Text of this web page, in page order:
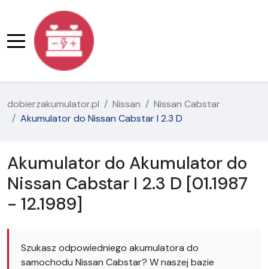
dobierzakumulator.pl Nissan
Nissan Cabstar
Akumulator do Nissan Cabstar I 2.3 D
Akumulator do Akumulator do
Nissan Cabstar I 2.3 D [01.1987
- 12.1989]
Szukasz odpowiedniego akumulatora do
samochodu Nissan Cabstar? W naszej bazie